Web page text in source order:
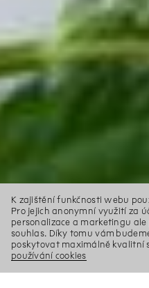
K zajištění funkčnosti webu
Pro jejich anonymní využití za
personalizace a marketingu
souhlas. Díky tomu vám
poskytovat maximálně kvalitní
používání cookies